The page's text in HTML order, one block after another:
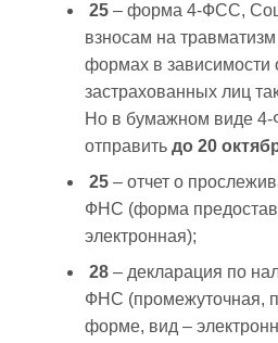
25 – форма 4-ФСС,
взносам на
формах в зависимости
застрахованных лиц
Но в бумажном виде
отправить до 20
25 – отчет о
ФНС (форма
электронная);
28 – декларация по
ФНС (промежуточная,
форме, вид –